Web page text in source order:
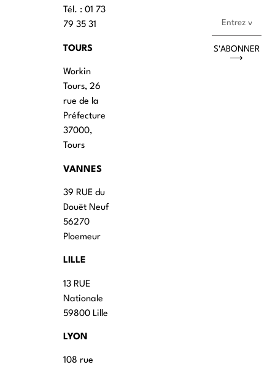
Tél. : 01 73
79 35 31
TOURS
Workin
Tours, 26
rue de la
Préfecture
37000,
Tours
VANNES
39 RUE du
Douët Neuf
56270
Ploemeur
LILLE
13 RUE
Nationale
59800 Lille
LYON
108 rue
S'ABONNER
⟶